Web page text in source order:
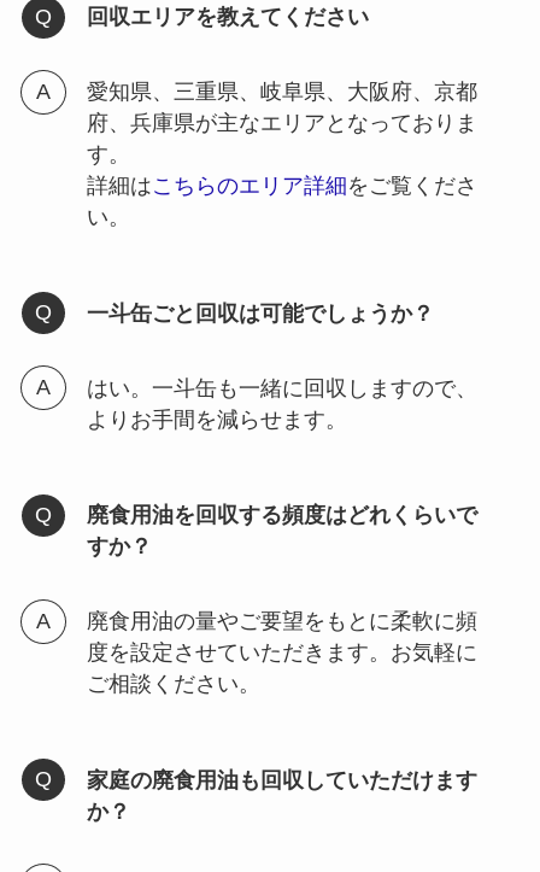
回収エリアを教えてください
愛知県、三重県、岐阜県、大阪府、京都
府、兵庫県が主なエリアとなっておりま
す。
詳細はこちらのエリア詳細をご覧くださ
い。
一斗缶ごと回収は可能でしょうか？
はい。一斗缶も一緒に回収しますので、
よりお手間を減らせます。
廃食用油を回収する頻度はどれくらいで
すか？
廃食用油の量やご要望をもとに柔軟に頻
度を設定させていただきます。お気軽に
ご相談ください。
家庭の廃食用油も回収していただけます
か？